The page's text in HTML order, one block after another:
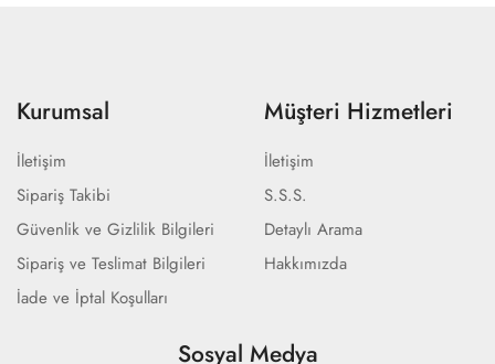
Kurumsal
İletişim
Sipariş Takibi
Güvenlik ve Gizlilik Bilgileri
Sipariş ve Teslimat Bilgileri
İade ve İptal Koşulları
Müşteri Hizmetleri
İletişim
S.S.S.
Detaylı Arama
Hakkımızda
Sosyal Medya